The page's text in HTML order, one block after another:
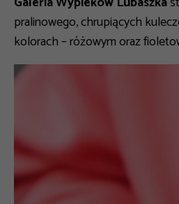
pralinowego, chrupiących
kolorach – różowym oraz